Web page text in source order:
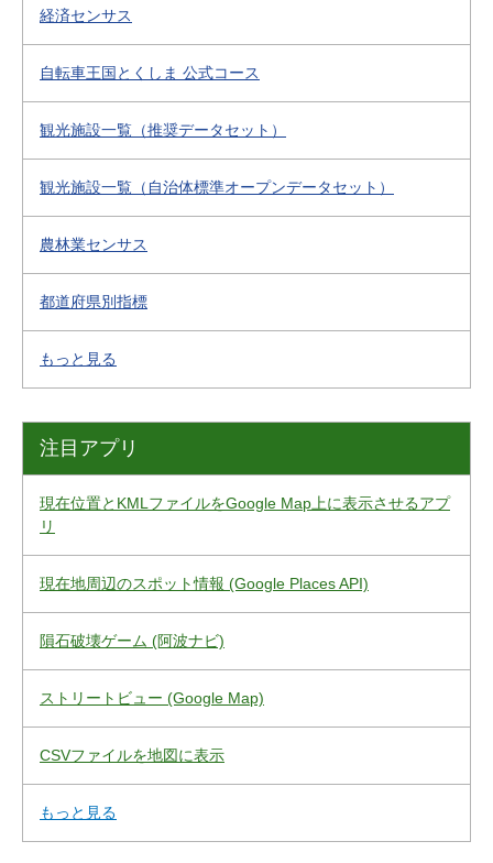
経済センサス
自転車王国とくしま 公式コース
観光施設一覧（推奨データセット）
観光施設一覧（自治体標準オープンデータセット）
農林業センサス
都道府県別指標
もっと見る
注目アプリ
現在位置とKMLファイルをGoogle Map上に表示させるアプ
リ
現在地周辺のスポット情報 (Google Places API)
隕石破壊ゲーム (阿波ナビ)
ストリートビュー (Google Map)
CSVファイルを地図に表示
もっと見る